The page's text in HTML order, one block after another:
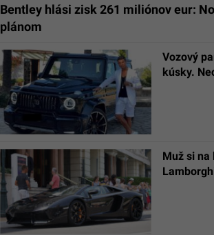
Bentley hlási zisk 261 miliónov eur:
plánom
Vozový
kúsky.
Muž si